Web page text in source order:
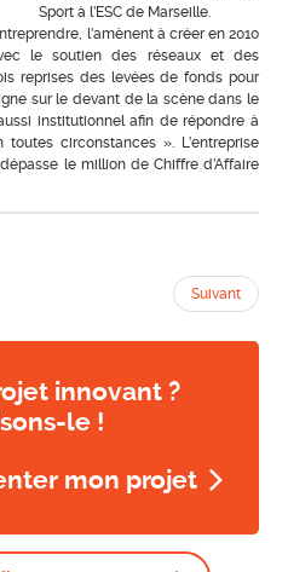
Sport à l’ESC de Marseille.
l’amènent à créer en 2010
le soutien des réseaux et des
reprises des levées de fonds pour
sur le devant de la scène dans le
institutionnel afin de répondre à
circonstances ». L’entreprise
le million de Chiffre d’Affaire
Suivant
innovant ?
le !
mon projet